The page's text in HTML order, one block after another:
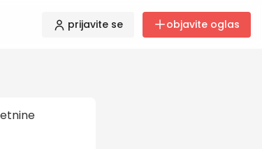
prijavite se objavite oglas